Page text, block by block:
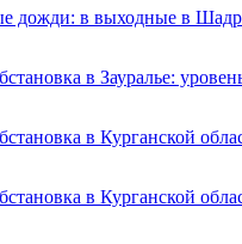
дожди: в выходные в
в Зауралье:
в Курганской
в Курганской